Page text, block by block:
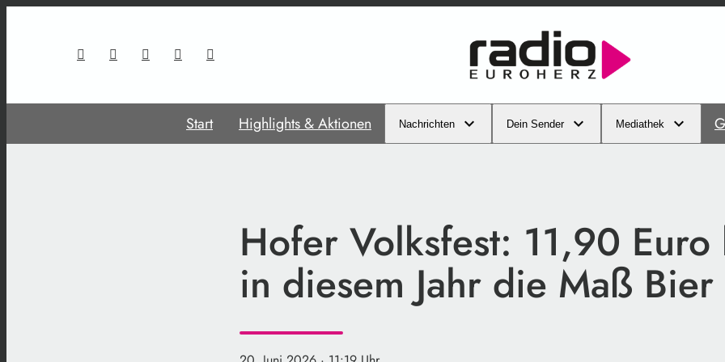
Start Highlights & Aktionen Nachrichten Dein Sender Mediathek
Hofer Volksfest: 11,90 Euro
in diesem Jahr die Maß Bier